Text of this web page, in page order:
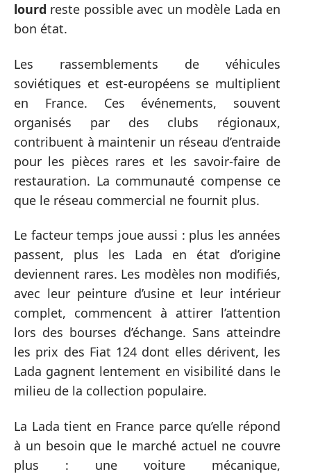
lourd reste possible avec un modèle Lada en
bon état.
Les rassemblements de véhicules
soviétiques et est-européens se multiplient
en France. Ces événements, souvent
organisés par des clubs régionaux,
contribuent à maintenir un réseau d’entraide
pour les pièces rares et les savoir-faire de
restauration. La communauté compense ce
que le réseau commercial ne fournit plus.
Le facteur temps joue aussi : plus les années
passent, plus les Lada en état d’origine
deviennent rares. Les modèles non modifiés,
avec leur peinture d’usine et leur intérieur
complet, commencent à attirer l’attention
lors des bourses d’échange. Sans atteindre
les prix des Fiat 124 dont elles dérivent, les
Lada gagnent lentement en visibilité dans le
milieu de la collection populaire.
La Lada tient en France parce qu’elle répond
à un besoin que le marché actuel ne couvre
plus : une voiture mécanique,